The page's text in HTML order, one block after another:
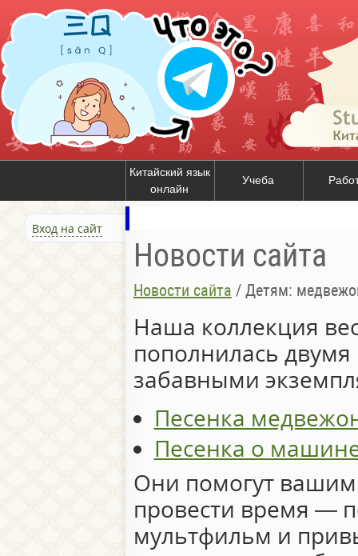
Китайский язык
онлайн
Учеба
Вход на сайт
Новости сайта
Новости сайта / Детям:
Наша коллекция
пополнилась
забавными
Песенка
Песенка о
Они помогут вашим
провести время —
мультфильм и